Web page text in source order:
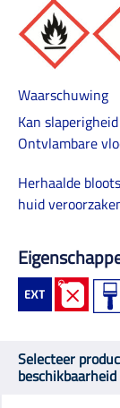
Waarschuwing
Kan
Ontvlambare
Herhaalde
huid
Selecteer